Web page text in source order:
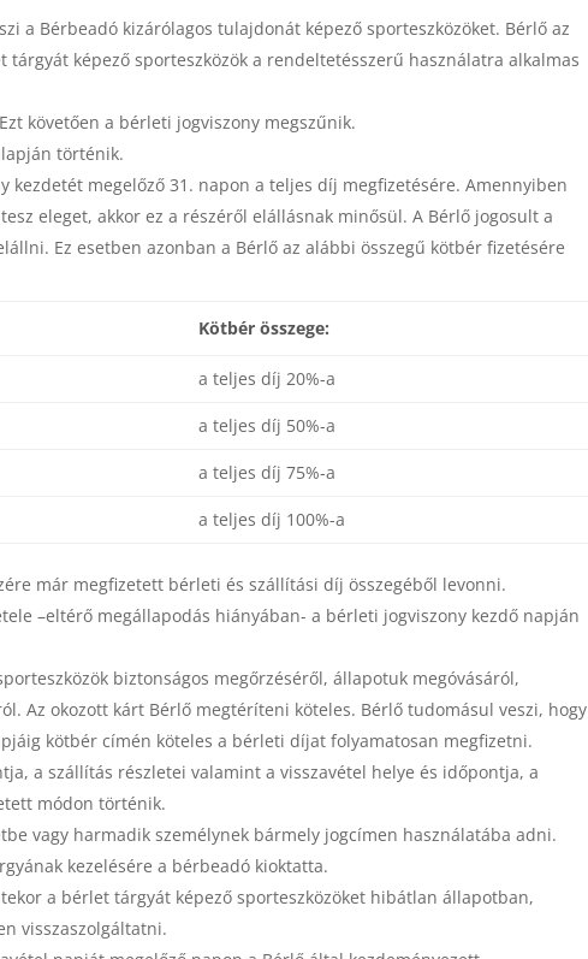
a Bérbeadó kizárólagos tulajdonát képező sporteszközöket. Bérlő az
tárgyát képező sporteszközök a rendeltetésszerű használatra alkalmas
követően a bérleti jogviszony megszűnik.
történik.
kezdetét megelőző 31. napon a teljes díj megfizetésére. Amennyiben
eleget, akkor ez a részéről elállásnak minősül. A Bérlő jogosult a
Ez esetben azonban a Bérlő az alábbi összegű kötbér fizetésére
Kötbér összege:
a teljes díj 20%-a
a teljes díj 50%-a
a teljes díj 75%-a
a teljes díj 100%-a
már megfizetett bérleti és szállítási díj összegéből levonni.
–eltérő megállapodás hiányában- a bérleti jogviszony kezdő napján
biztonságos megőrzéséről, állapotuk megóvásáról,
Az okozott kárt Bérlő megtéríteni köteles. Bérlő tudomásul veszi, hogy
kötbér címén köteles a bérleti díjat folyamatosan megfizetni.
a szállítás részletei valamint a visszavétel helye és időpontja, a
módon történik.
vagy harmadik személynek bármely jogcímen használatába adni.
kezelésére a bérbeadó kioktatta.
a bérlet tárgyát képező sporteszközöket hibátlan állapotban,
visszaszolgáltatni.